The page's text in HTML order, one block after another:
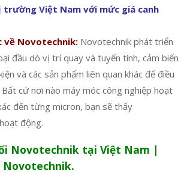
Việt Nam với mức giá canh
về Novotechnik: Novotechnik phát triển
đầu dò vị trí quay và tuyến tính, cảm biến
và các sản phẩm liên quan khác để điều
Bất cứ nơi nào máy móc công nghiệp hoạt
đến từng micron, bạn sẽ thấy
động.
Novotechnik tại Việt Nam |
Novotechnik.